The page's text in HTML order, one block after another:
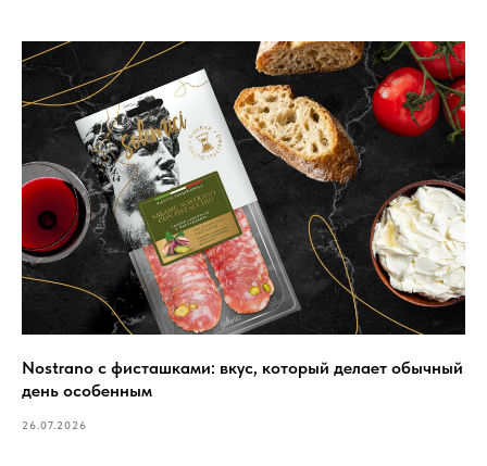
Nostrano с фисташками: вкус, который делает обычный
день особенным
26.07.2026